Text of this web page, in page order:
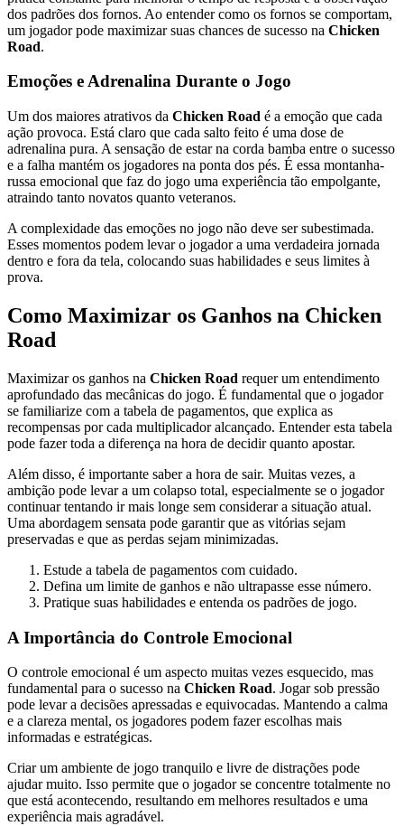
dos padrões dos fornos. Ao entender como os fornos se comportam,
um jogador pode maximizar suas chances de sucesso na Chicken
Road.
Emoções e Adrenalina Durante o Jogo
Um dos maiores atrativos da Chicken Road é a emoção que cada
ação provoca. Está claro que cada salto feito é uma dose de
adrenalina pura. A sensação de estar na corda bamba entre o sucesso
e a falha mantém os jogadores na ponta dos pés. É essa montanha-
russa emocional que faz do jogo uma experiência tão empolgante,
atraindo tanto novatos quanto veteranos.
A complexidade das emoções no jogo não deve ser subestimada.
Esses momentos podem levar o jogador a uma verdadeira jornada
dentro e fora da tela, colocando suas habilidades e seus limites à
prova.
Como Maximizar os Ganhos na Chicken
Road
Maximizar os ganhos na Chicken Road requer um entendimento
aprofundado das mecânicas do jogo. É fundamental que o jogador
se familiarize com a tabela de pagamentos, que explica as
recompensas por cada multiplicador alcançado. Entender esta tabela
pode fazer toda a diferença na hora de decidir quanto apostar.
Além disso, é importante saber a hora de sair. Muitas vezes, a
ambição pode levar a um colapso total, especialmente se o jogador
continuar tentando ir mais longe sem considerar a situação atual.
Uma abordagem sensata pode garantir que as vitórias sejam
preservadas e que as perdas sejam minimizadas.
Estude a tabela de pagamentos com cuidado.
Defina um limite de ganhos e não ultrapasse esse número.
Pratique suas habilidades e entenda os padrões de jogo.
A Importância do Controle Emocional
O controle emocional é um aspecto muitas vezes esquecido, mas
fundamental para o sucesso na Chicken Road. Jogar sob pressão
pode levar a decisões apressadas e equivocadas. Mantendo a calma
e a clareza mental, os jogadores podem fazer escolhas mais
informadas e estratégicas.
Criar um ambiente de jogo tranquilo e livre de distrações pode
ajudar muito. Isso permite que o jogador se concentre totalmente no
que está acontecendo, resultando em melhores resultados e uma
experiência mais agradável.